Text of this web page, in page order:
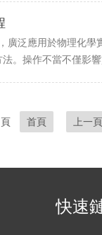
廣泛應用於物理化
。操作不當不僅影響
首頁 上一頁
快速